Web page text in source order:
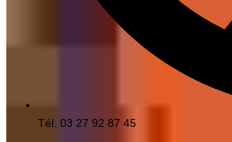
Tél. 03 27 92 87 45